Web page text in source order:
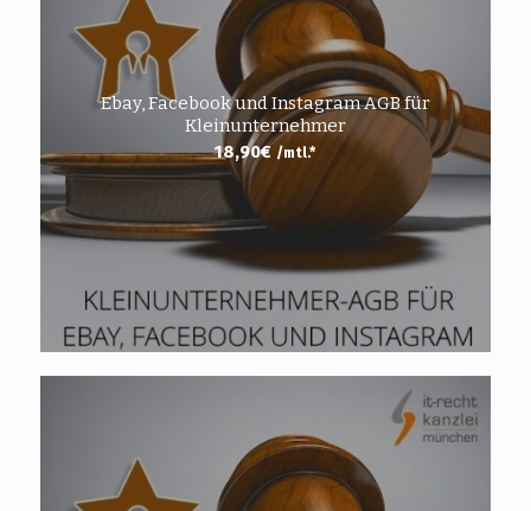
Ebay, Facebook und Instagram AGB für
Kleinunternehmer
18,90€ /mtl.*